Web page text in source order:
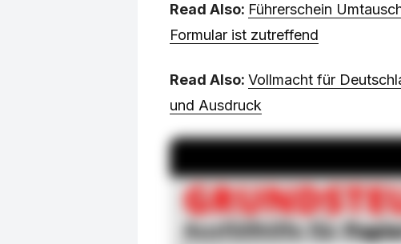
Read Also: Führerschein
Formular ist zutreffend
Read Also: Vollmacht für
und Ausdruck